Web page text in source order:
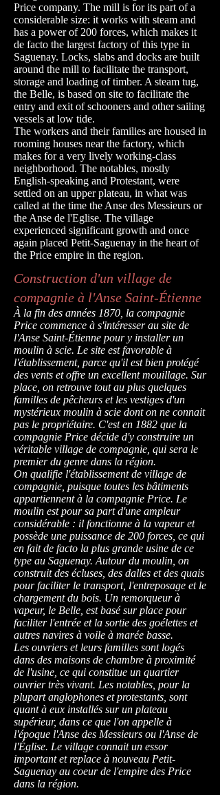
Price company. The mill is for its part of a
considerable size: it works with steam and
has a power of 200 forces, which makes it
de facto the largest factory of this type in
Saguenay. Locks, slabs and docks are built
around the mill to facilitate the transport,
storage and loading of timber. A steam tug,
the Belle, is based on site to facilitate the
entry and exit of schooners and other sailing
vessels at low tide.
The workers and their families are housed in
rooming houses near the factory, which
makes for a very lively working-class
neighborhood. The notables, mostly
English-speaking and Protestant, were
settled on an upper plateau, in what was
called at the time the Anse des Messieurs or
the Anse de l'Eglise. The village
experienced significant growth and once
again placed Petit-Saguenay in the heart of
the Price empire in the region.
Construction d'un village de
compagnie à l'Anse Saint-Étienne
À la fin des années 1870, la compagnie
Price commence à s'intéresser au site de
l'Anse Saint-Étienne pour y installer un
moulin à scie. Le site est favorable à
l'établissement, parce qu'il est bien protégé
des vents et offre un excellent mouillage. Sur
place, on retrouve tout au plus quelques
familles de pêcheurs et les vestiges d'un
mystérieux moulin à scie dont on ne connait
pas le propriétaire. C'est en 1882 que la
compagnie Price décide d'y construire un
véritable village de compagnie, qui sera le
premier du genre dans la région.
On qualifie l'établissement de village de
compagnie, puisque toutes les bâtiments
appartiennent à la compagnie Price. Le
moulin est pour sa part d'une ampleur
considérable : il fonctionne à la vapeur et
possède une puissance de 200 forces, ce qui
en fait de facto la plus grande usine de ce
type au Saguenay. Autour du moulin, on
construit des écluses, des dalles et des quais
pour faciliter le transport, l'entreposage et le
chargement du bois. Un remorqueur à
vapeur, le Belle, est basé sur place pour
faciliter l'entrée et la sortie des goélettes et
autres navires à voile à marée basse.
Les ouvriers et leurs familles sont logés
dans des maisons de chambre à proximité
de l'usine, ce qui constitue un quartier
ouvrier très vivant. Les notables, pour la
plupart anglophones et protestants, sont
quant à eux installés sur un plateau
supérieur, dans ce que l'on appelle à
l'époque l'Anse des Messieurs ou l'Anse de
l'Église. Le village connait un essor
important et replace à nouveau Petit-
Saguenay au coeur de l'empire des Price
dans la région.